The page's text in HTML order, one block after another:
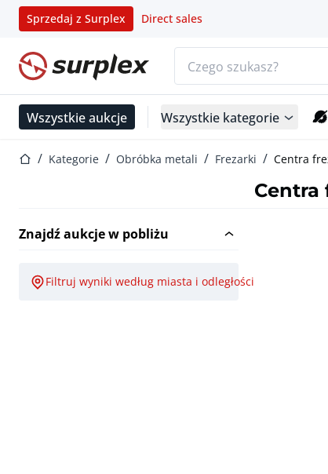
Sprzedaj z Surplex Direct sales
Strona główna
Wszystkie aukcje Wszystkie kategorie
Strona główna
Kategorie Obróbka metali Frezarki Centra
Znajdź aukcje w pobliżu
Filtruj wyniki według miasta i odległości